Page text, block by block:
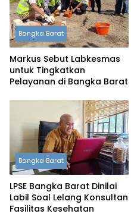
Bangka Barat
Markus Sebut Labkesmas
untuk Tingkatkan
Pelayanan di Bangka Barat
Bangka Barat
LPSE Bangka Barat Dinilai
Labil Soal Lelang Konsultan
Fasilitas Kesehatan